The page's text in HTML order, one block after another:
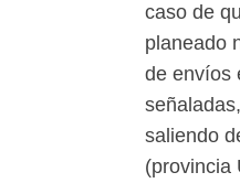
caso de
planeado
de envíos
saliendo
(provincia